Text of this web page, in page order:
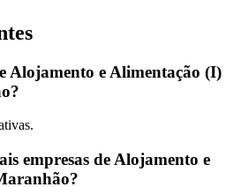
Alojamento e Alimentação (I)
empresas de Alojamento e